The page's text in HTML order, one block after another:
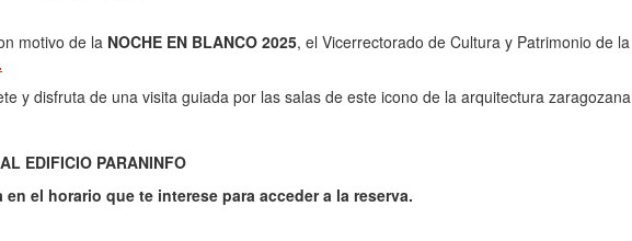
motivo de la NOCHE EN BLANCO 2025, el Vicerrectorado de Cultura y Patrimonio de
y disfruta de una visita guiada por las salas de este icono de la arquitectura
EDIFICIO PARANINFO
el horario que te interese para acceder a la reserva.